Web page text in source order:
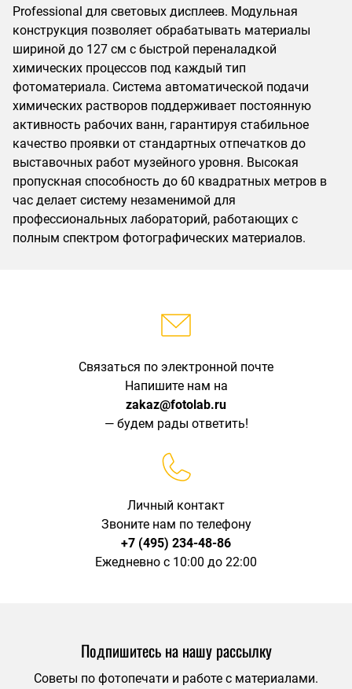
Professional для световых дисплеев. Модульная
конструкция позволяет обрабатывать материалы
шириной до 127 см с быстрой переналадкой
химических процессов под каждый тип
фотоматериала. Система автоматической подачи
химических растворов поддерживает постоянную
активность рабочих ванн, гарантируя стабильное
качество проявки от стандартных отпечатков до
выставочных работ музейного уровня. Высокая
пропускная способность до 60 квадратных метров в
час делает систему незаменимой для
профессиональных лабораторий, работающих с
полным спектром фотографических материалов.
Связаться по электронной почте
Напишите нам на
zakaz@fotolab.ru
— будем рады ответить!
Личный контакт
Звоните нам по телефону
+7 (495) 234-48-86
Ежедневно с 10:00 до 22:00
Подпишитесь на нашу рассылку
Советы по фотопечати и работе с материалами.